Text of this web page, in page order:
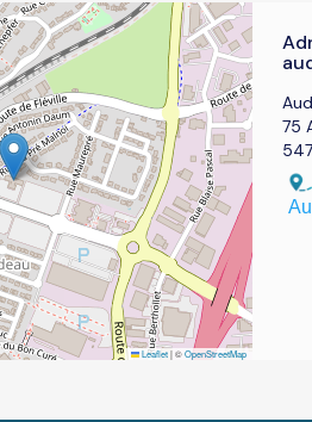
Leaflet|©OpenStreetMap
75